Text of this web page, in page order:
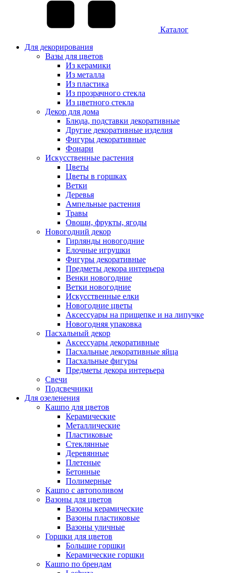
Каталог
Для декорирования
Вазы для цветов
Из керамики
Из металла
Из пластика
Из прозрачного стекла
Из цветного стекла
Декор для дома
Блюда, подставки декоративные
Другие декоративные изделия
Фигуры декоративные
Фонари
Искусственные растения
Цветы
Цветы в горшках
Ветки
Деревья
Ампельные растения
Травы
Овощи, фрукты, ягоды
Новогодний декор
Гирлянды новогодние
Елочные игрушки
Фигуры декоративные
Предметы декора интерьера
Венки новогодние
Ветки новогодние
Искусственные елки
Новогодние цветы
Аксессуары на прищепке и на липучке
Новогодняя упаковка
Пасхальный декор
Аксессуары декоративные
Пасхальные декоративные яйца
Пасхальные фигуры
Предметы декора интерьера
Свечи
Подсвечники
Для озеленения
Кашпо для цветов
Керамические
Металлические
Пластиковые
Стеклянные
Деревянные
Плетеные
Бетонные
Полимерные
Кашпо с автополивом
Вазоны для цветов
Вазоны керамические
Вазоны пластиковые
Вазоны уличные
Горшки для цветов
Большие горшки
Керамические горшки
Кашпо по брендам